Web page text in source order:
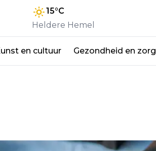
15°C
Heldere Hemel
en cultuur Gezondheid en zorg